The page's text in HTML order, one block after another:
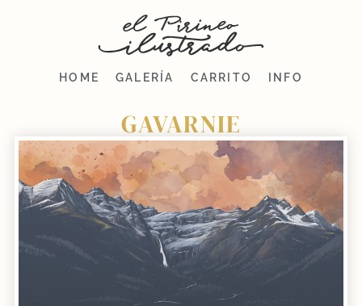
HOME GALERÍA CARRITO INFO
GAVARNIE